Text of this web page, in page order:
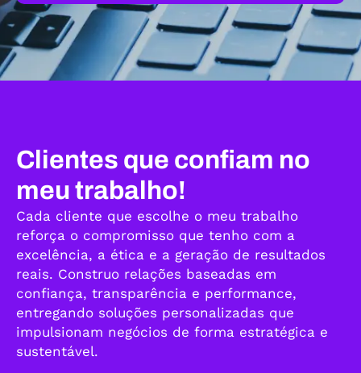
Clientes que confiam no
meu trabalho!
Cada cliente que escolhe o meu trabalho
reforça o compromisso que tenho com a
excelência, a ética e a geração de resultados
reais. Construo relações baseadas em
confiança, transparência e performance,
entregando soluções personalizadas que
impulsionam negócios de forma estratégica e
sustentável.